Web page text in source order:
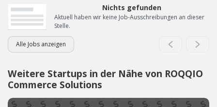
Nichts gefunden
Aktuell haben wir keine Job-Ausschreibungen an dieser
Stelle.
Alle Jobs anzeigen
Weitere Startups in der Nähe von ROQQIO
Commerce Solutions